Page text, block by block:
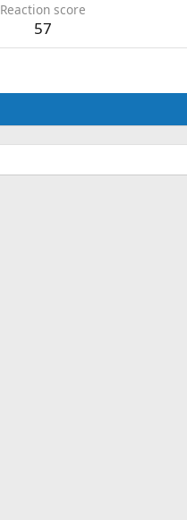
Reaction score
57